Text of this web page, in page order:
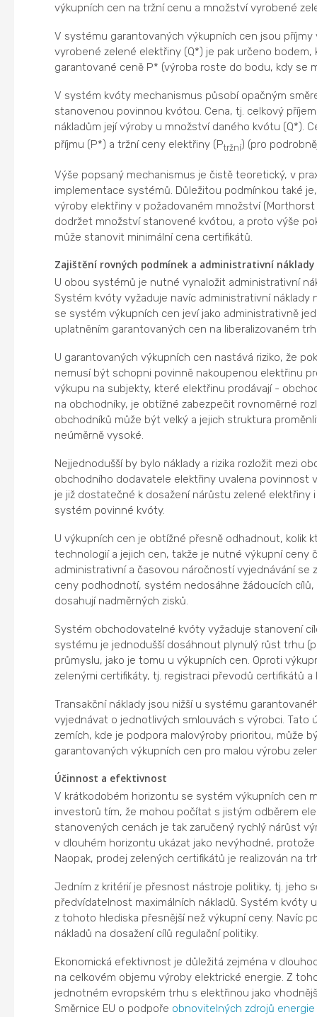
výkupních cen na tržní cenu a množství vyrobené
V systému garantovaných výkupních cen jsou
vyrobené zelené elektřiny (Q*) je pak určeno
garantované ceně P* (výroba roste do bodu, kdy se
V systém kvóty mechanismus působí opačným
stanovenou povinnou kvótou. Cena, tj. celkový
nákladům její výroby u množství daného kvótu (Q*).
příjmu (P*) a tržní ceny elektřiny (Ptržní) (pro
Výše popsaný mechanismus je čistě teoretický, v
implementace systémů. Důležitou podmínkou také
výroby elektřiny v požadovaném množství (Morthorst
dodržet množství stanovené kvótou, a proto výše
může stanovit minimální cena certifikátů.
Zajištění rovných podmínek a administrativní náklady
U obou systémů je nutné vynaložit administrativní
Systém kvóty vyžaduje navíc administrativní
se systém výkupních cen jeví jako administrativně
uplatněním garantovaných cen na liberalizovaném
U garantovaných výkupních cen nastává riziko, že
nemusí být schopni povinně nakoupenou elektřinu
výkupu na subjekty, které elektřinu prodávají -
na obchodníky, je obtížné zabezpečit rovnoměrné
obchodníků může být velký a jejich struktura
neúměrně vysoké.
Nejjednodušší by bylo náklady a rizika rozložit mezi
obchodního dodavatele elektřiny uvalena
je již dostatečné k dosažení nárůstu zelené
systém povinné kvóty.
U výkupních cen je obtížné přesně odhadnout, kolik
technologií a jejich cen, takže je nutné výkupní ceny
administrativní a časovou náročností vyjednávání se
ceny podhodnotí, systém nedosáhne žádoucích
dosahují nadměrných zisků.
Systém obchodovatelné kvóty vyžaduje stanovení
systému je jednodušší dosáhnout plynulý růst trhu
průmyslu, jako je tomu u výkupních cen. Oproti
zelenými certifikáty, tj. registraci převodů certifikátů a
Transakční náklady jsou nižší u systému
vyjednávat o jednotlivých smlouvách s výrobci. Tato
zemích, kde je podpora malovýroby prioritou, může
garantovaných výkupních cen pro malou výrobu
Účinnost a efektivnost
V krátkodobém horizontu se systém výkupních cen
investorů tím, že mohou počítat s jistým odběrem
stanovených cenách je tak zaručený rychlý nárůst
v dlouhém horizontu ukázat jako nevýhodné,
Naopak, prodej zelených certifikátů je realizován na
Jedním z kritérií je přesnost nástroje politiky, tj.
předvídatelnost maximálních nákladů. Systém kvóty
z tohoto hlediska přesnější než výkupní ceny. Navíc
nákladů na dosažení cílů regulační politiky.
Ekonomická efektivnost je důležitá zejména v
na celkovém objemu výroby elektrické energie. Z
jednotném evropském trhu s elektřinou jako
Směrnice EU o podpoře obnovitelných zdrojů energie